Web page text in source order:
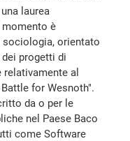
laurea
è
sociologia, orientato
progetti di
al
for Wesnoth".
da o per le
nel Paese Baco
come Software